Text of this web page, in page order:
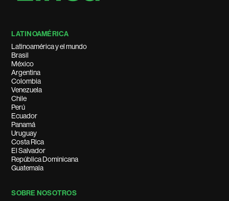
LATINOAMÉRICA
Latinoamérica y el mundo
Brasil
México
Argentina
Colombia
Venezuela
Chile
Perú
Ecuador
Panamá
Uruguay
Costa Rica
El Salvador
República Dominicana
Guatemala
SOBRE NOSOTROS